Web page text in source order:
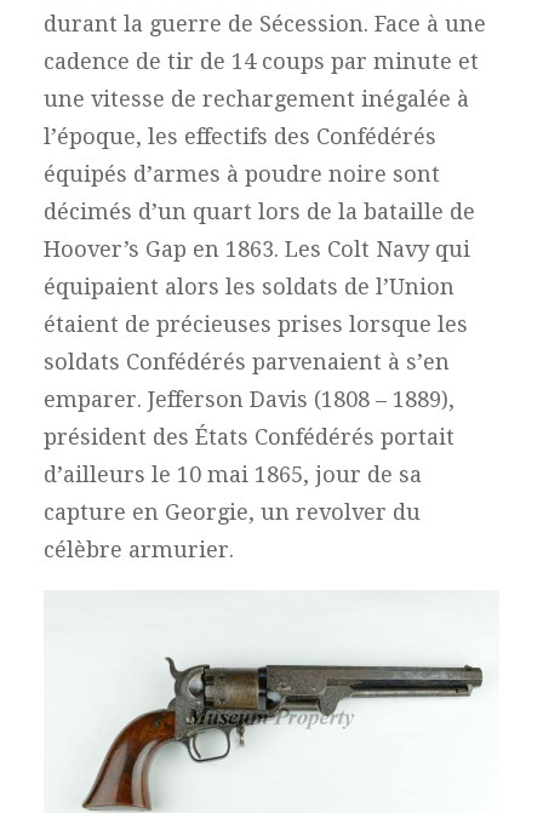
durant la guerre de Sécession. Face à une
cadence de tir de 14 coups par minute et
une vitesse de rechargement inégalée à
l’époque, les effectifs des Confédérés
équipés d’armes à poudre noire sont
décimés d’un quart lors de la bataille de
Hoover’s Gap en 1863. Les Colt Navy qui
équipaient alors les soldats de l’Union
étaient de précieuses prises lorsque les
soldats Confédérés parvenaient à s’en
emparer. Jefferson Davis (1808 – 1889),
président des États Confédérés portait
d’ailleurs le 10 mai 1865, jour de sa
capture en Georgie, un revolver du
célèbre armurier.